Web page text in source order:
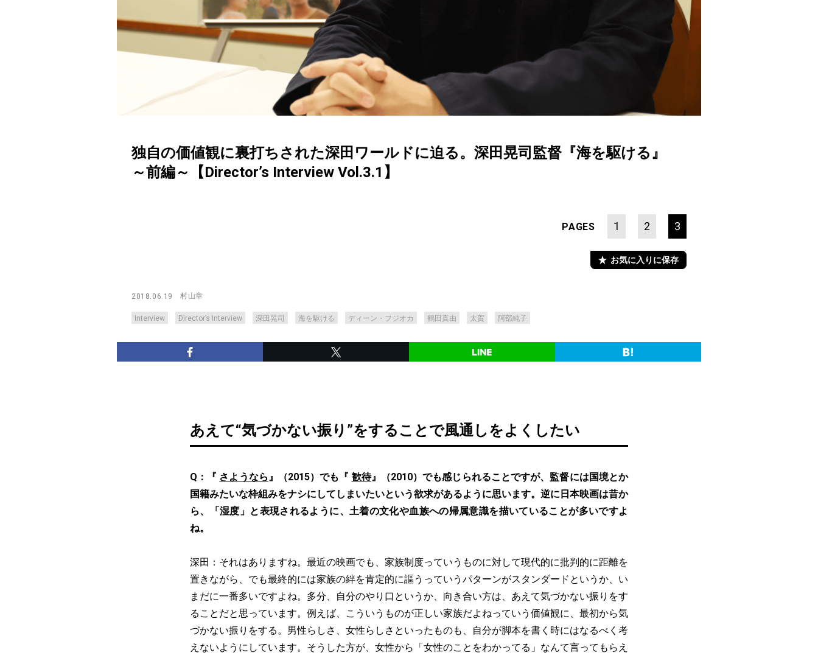
独自の価値観に裏打ちされた深田ワールドに迫る。深田晃司監督『海を駆ける』
～前編～【Director’s Interview Vol.3.1】
PAGES 1 2 3
お気に入りに保存
2018.06.19 村山章
Interview Director’s Interview 深田晃司 海を駆ける ディーン・フジオカ 鶴田真由 太賀 阿部純子
あえて“気づかない振り”をすることで風通しをよくしたい
Q：『 さようなら』（2015）でも『 歓待』（2010）でも感じられることですが、監督には国境とか
国籍みたいな枠組みをナシにしてしまいたいという欲求があるように思います。逆に日本映画は昔か
ら、「湿度」と表現されるように、土着の文化や血族への帰属意識を描いていることが多いですよ
ね。
深田：それはありますね。最近の映画でも、家族制度っていうものに対して現代的に批判的に距離を
置きながら、でも最終的には家族の絆を肯定的に謳うっていうパターンがスタンダードというか、い
まだに一番多いですよね。多分、自分のやり口というか、向き合い方は、あえて気づかない振りをす
ることだと思っています。例えば、こういうものが正しい家族だよねっていう価値観に、最初から気
づかない振りをする。男性らしさ、女性らしさといったものも、自分が脚本を書く時にはなるべく考
えないようにしています。そうした方が、女性から「女性のことをわかってる」なんて言ってもらえ